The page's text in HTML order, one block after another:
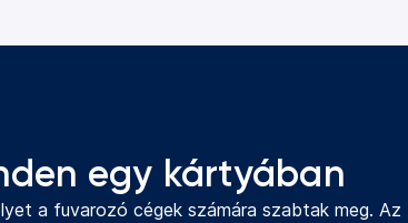
egy kártyában
a fuvarozó cégek számára szabtak meg. Az